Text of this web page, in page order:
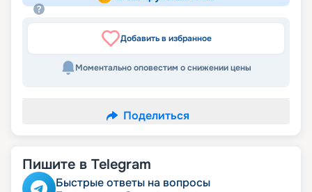
Добавить в избранное
Моментально оповестим о снижении цены
Поделиться
Пишите в Telegram
Быстрые ответы на вопросы